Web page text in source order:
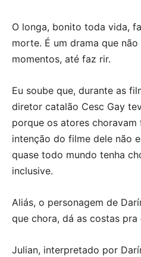
O longa, bonito toda vida,
morte. É um drama que
momentos, até faz rir.
Eu soube que, durante as
diretor catalão Cesc Gay
porque os atores choravam
intenção do filme dele não
quase todo mundo tenha
inclusive.
Aliás, o personagem de
que chora, dá as costas pra
Julian, interpretado por